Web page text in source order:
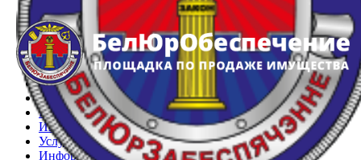
Главная
Арестованное имущество
Реестр несостоявшихся торгов
Реестр переоценок
Частное имущество
Государственное имущество
Интернет-магазин
Интернет-витрина
Услуги
Информация